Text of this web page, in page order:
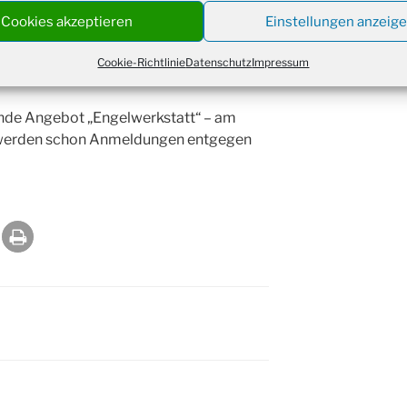
Cookies akzeptieren Einstellungen
Cookie-RichtlinieDatenschutzImpressum
aus dem Jugendheim
Jahre mit der Künstlerin Frau
Angebot „Engelwerkstatt“ – am
schon Anmeldungen entgegen
24.12.